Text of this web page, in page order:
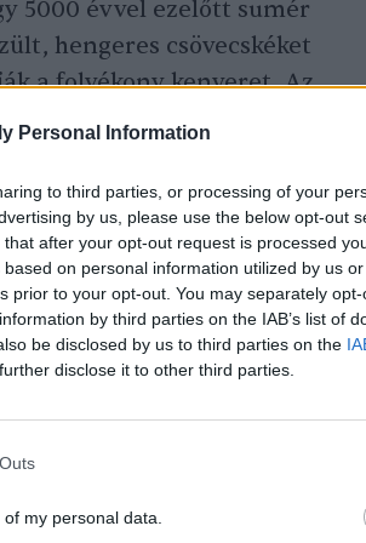
Personal Information
to third parties, or processing of your
by us, please use the below opt-out
after your opt-out request is processed
on personal information utilized by us
prior to your opt-out. You may separately
by third parties on the IAB’s list of
be disclosed by us to third parties on the
disclose it to other third parties.
my personal data.
5000 évvel ezelőtt sumér
hengeres csövecskéket
a folyékony kenyeret. Az
évekbeli feltalálása előtt
inspirálódva az indiánok
használhattak.